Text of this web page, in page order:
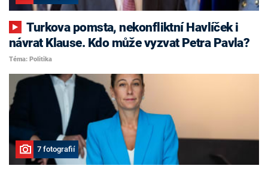
Turkova pomsta, nekonfliktní Havlíček i
návrat Klause. Kdo může vyzvat Petra Pavla?
Téma: Politika
7 fotografií